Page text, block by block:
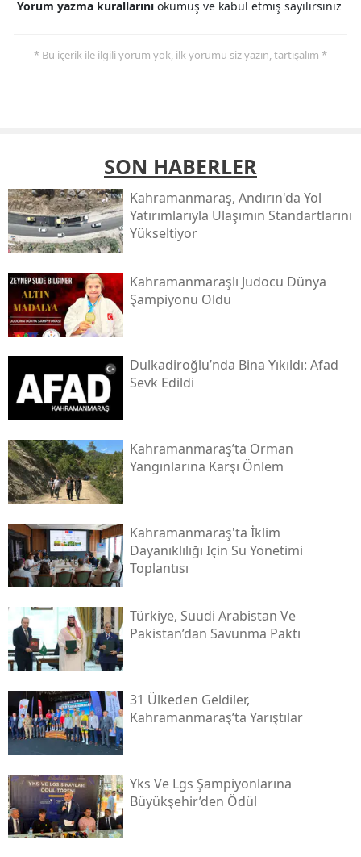
Yorum yazma kurallarını okumuş ve kabul etmiş sayılırsınız
* Bu içerik ile ilgili yorum yok, ilk yorumu siz yazın, tartışalım *
SON HABERLER
Kahramanmaraş, Andırın'da Yol
Yatırımlarıyla Ulaşımın Standartlarını
Yükseltiyor
Kahramanmaraşlı Judocu Dünya
Şampiyonu Oldu
Dulkadiroğlu’nda Bina Yıkıldı: Afad
Sevk Edildi
Kahramanmaraş’ta Orman
Yangınlarına Karşı Önlem
Kahramanmaraş'ta İklim
Dayanıklılığı Için Su Yönetimi
Toplantısı
Türkiye, Suudi Arabistan Ve
Pakistan’dan Savunma Paktı
31 Ülkeden Geldiler,
Kahramanmaraş’ta Yarıştılar
Yks Ve Lgs Şampiyonlarına
Büyükşehir’den Ödül